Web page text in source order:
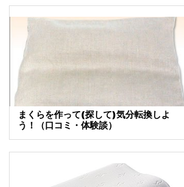
まくらを作って(探して)気分転換しよ
う！（口コミ・体験談）